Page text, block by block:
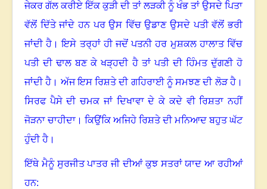
ਜੇਕਰ ਗੱਲ ਕਰੀਏ ਇੱਕ ਕੁੜੀ ਦੀ ਤਾਂ ਲੜਕੀ ਨੂੰ ਖੰਭ ਤਾਂ ਉਸਦੇ ਪਿਤਾ
ਵੱਲੋਂ ਦਿੱਤੇ ਜਾਂਦੇ ਹਨ ਪਰ ਉਸ ਵਿੱਚ ਉਡਾਣ ਉਸਦੇ ਪਤੀ ਵੱਲੋਂ ਭਰੀ
ਜਾਂਦੀ ਹੈ। ਇਸੇ ਤਰ੍ਹਾਂ ਹੀ ਜਦੋਂ ਪਤਨੀ ਹਰ ਮੁਸ਼ਕਲ ਹਾਲਾਤ ਵਿੱਚ
ਪਤੀ ਦੀ ਢਾਲ ਬਣ ਕੇ ਖੜ੍ਹਦੀ ਹੈ ਤਾਂ ਪਤੀ ਦੀ ਹਿੰਮਤ ਦੁੱਗਣੀ ਹੋ
ਜਾਂਦੀ ਹੈ। ਅੱਜ ਇਸ ਰਿਸ਼ਤੇ ਦੀ ਗਹਿਰਾਈ ਨੂੰ ਸਮਝਣ ਦੀ ਲੋੜ ਹੈ।
ਸਿਰਫ ਪੈਸੇ ਦੀ ਚਮਕ ਜਾਂ ਦਿਖਾਵਾ ਦੇ ਕੇ ਕਦੇ ਵੀ ਰਿਸ਼ਤਾ ਨਹੀਂ
ਜੋੜਨਾ ਚਾਹੀਦਾ। ਕਿਉਂਕਿ ਅਜਿਹੇ ਰਿਸ਼ਤੇ ਦੀ ਮਨਿਆਦ ਬਹੁਤ ਘੱਟ
ਹੁੰਦੀ ਹੈ।
ਇੱਥੇ ਮੈਨੂੰ ਸੁਰਜੀਤ ਪਾਤਰ ਜੀ ਦੀਆਂ ਕੁਝ ਸਤਰਾਂ ਯਾਦ ਆ ਰਹੀਆਂ
ਹਨ: